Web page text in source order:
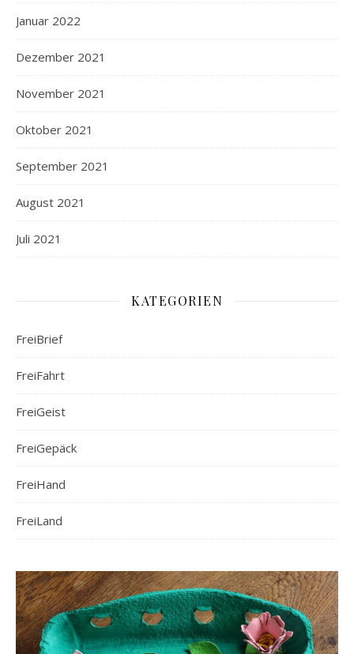
Januar 2022
Dezember 2021
November 2021
Oktober 2021
September 2021
August 2021
Juli 2021
KATEGORIEN
FreiBrief
FreiFahrt
FreiGeist
FreiGepäck
FreiHand
FreiLand